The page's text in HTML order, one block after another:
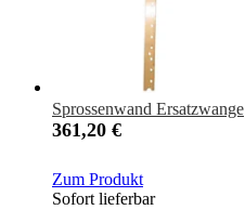
Sprossenwand Ersatzwange
361,20 €
Zum Produkt
Sofort lieferbar